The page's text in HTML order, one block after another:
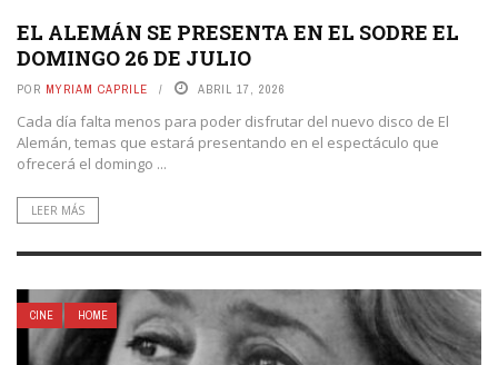
EL ALEMÁN SE PRESENTA EN EL SODRE EL
DOMINGO 26 DE JULIO
POR MYRIAM CAPRILE ABRIL 17, 2026
Cada día falta menos para poder disfrutar del nuevo disco de El
Alemán, temas que estará presentando en el espectáculo que
ofrecerá el domingo ...
LEER MÁS
CINE HOME